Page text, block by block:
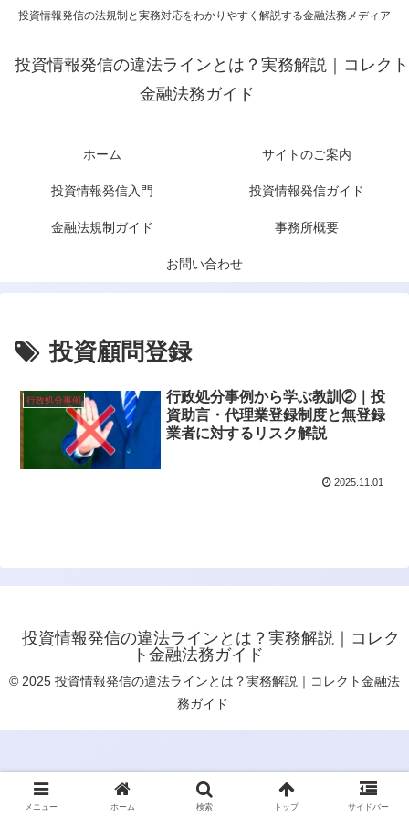
投資情報発信の法規制と実務対応をわかりやすく解説する金融法務メディア
投資情報発信の違法ラインとは？実務解説｜コレクト
金融法務ガイド
ホーム サイトのご案内
投資情報発信入門 投資情報発信ガイド
金融法規制ガイド 事務所概要
お問い合わせ
投資顧問登録
行政処分事例
行政処分事例から学ぶ教訓②｜投
資助言・代理業登録制度と無登録
業者に対するリスク解説
2025.11.01
投資情報発信の違法ラインとは？実務解説｜コレク
ト金融法務ガイド
© 2025 投資情報発信の違法ラインとは？実務解説｜コレクト金融法
務ガイド.
メニュー ホーム 検索 トップ サイドバー